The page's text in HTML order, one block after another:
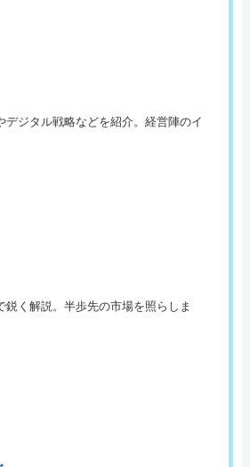
デジタル戦略などを紹介。経営陣のイ
鋭く解説。半歩先の市場を照らしま